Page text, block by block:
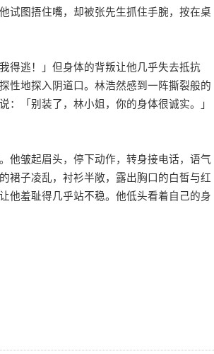
试图捂住嘴，却被张先生抓住手腕，按在桌
得逃！」但身体的背叛让他几乎失去抵抗
性地探入阴道口。林浩然感到一阵撕裂般的
「别装了，林小姐，你的身体很诚实。」
他皱起眉头，停下动作，转身接电话，语气
裙子凌乱，衬衫半敞，露出胸口的白皙与红
他羞耻得几乎站不稳。他低头看着自己的身